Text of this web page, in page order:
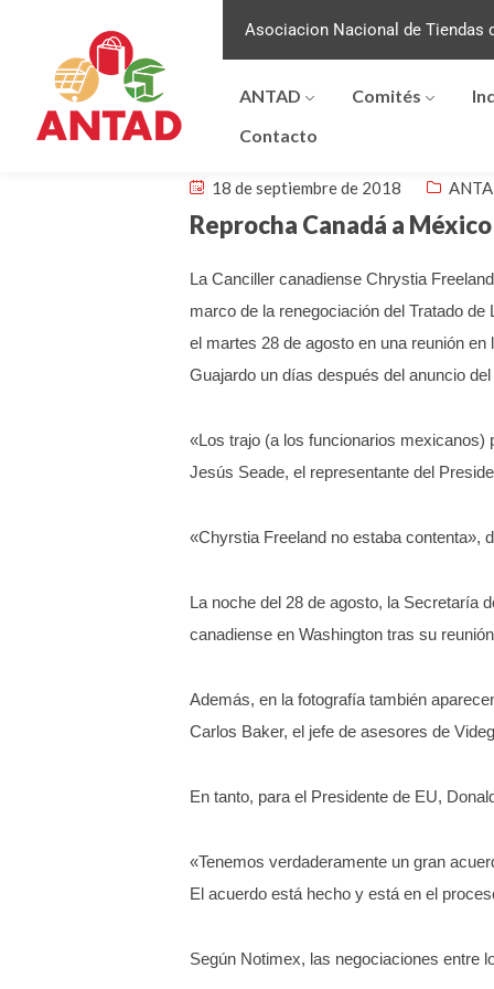
Asociacion Nacional de Tiendas
ANTAD Comités
Contacto
18 de septiembre de 2018
Reprocha Canadá a
La Canciller canadiense Chrystia
marco de la renegociación del Tratado
el martes 28 de agosto en una reunión
Guajardo un días después del anuncio
«Los trajo (a los funcionarios mexicanos)
Jesús Seade, el representante del
«Chyrstia Freeland no estaba contenta»,
La noche del 28 de agosto, la Secretaría
canadiense en Washington tras su
Además, en la fotografía también
Carlos Baker, el jefe de asesores de
En tanto, para el Presidente de EU,
«Tenemos verdaderamente un gran
El acuerdo está hecho y está en el
Según Notimex, las negociaciones entre